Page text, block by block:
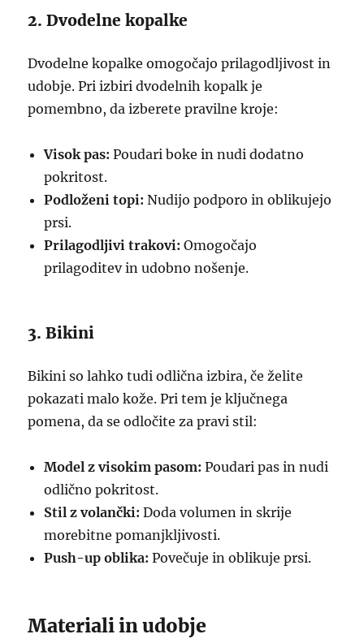
2. Dvodelne kopalke
Dvodelne kopalke omogočajo prilagodljivost in
udobje. Pri izbiri dvodelnih kopalk je
pomembno, da izberete pravilne kroje:
Visok pas: Poudari boke in nudi dodatno
pokritost.
Podloženi topi: Nudijo podporo in oblikujejo
prsi.
Prilagodljivi trakovi: Omogočajo
prilagoditev in udobno nošenje.
3. Bikini
Bikini so lahko tudi odlična izbira, če želite
pokazati malo kože. Pri tem je ključnega
pomena, da se odločite za pravi stil:
Model z visokim pasom: Poudari pas in nudi
odlično pokritost.
Stil z volančki: Doda volumen in skrije
morebitne pomanjkljivosti.
Push-up oblika: Povečuje in oblikuje prsi.
Materiali in udobje